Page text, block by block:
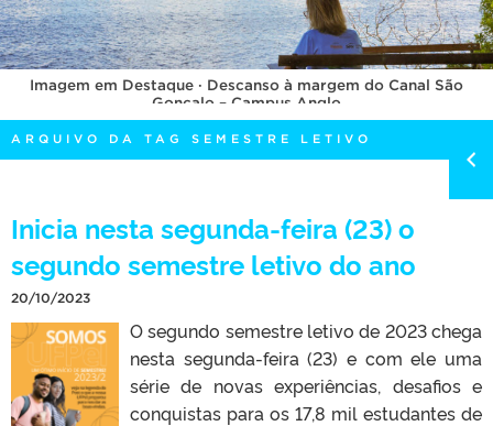
EDITAIS
INTERNACIONAL
OUVIDORIA
PORTARIAS
TELEFONES
Imagem em Destaque · Descanso à margem do Canal São
Gonçalo – Campus Anglo
ARQUIVO DA TAG SEMESTRE LETIVO
Inicia nesta segunda-feira (23) o
segundo semestre letivo do ano
20/10/2023
O segundo semestre letivo de 2023 chega
nesta segunda-feira (23) e com ele uma
série de novas experiências, desafios e
conquistas para os 17,8 mil estudantes de